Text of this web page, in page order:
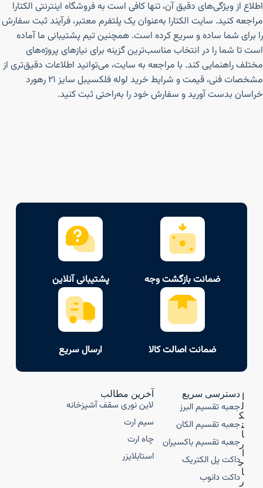
اطلاع از ویژگی‌های دقیق آن، تنها کافی است به فروشگاه اینترنتی الکتارا
مراجعه کنید. سایت الکتارا به‌عنوان یک پلتفرم معتبر، فرآیند ثبت سفارش
را برای شما ساده و سریع کرده است. همچنین تیم پشتیبانی ما آماده
است تا شما را در انتخاب مناسب‌ترین گزینه برای نیازهای پروژه‌های
مختلف راهنمایی کند. با مراجعه به سایت، می‌توانید اطلاعات دقیق‌تری از
مشخصات فنی، قیمت و شرایط خرید لوله فلکسیبل سایز ۲۱ رهورد
خراسان بدست آورید و سفارش خود را به‌راحتی ثبت کنید.
ضمانت بازگشت وجه پشتیبانی آنلاین
ضمانت اصالت کالا ارسال سریع
ل
ک
ت
ا
ر
ج
ا
ر
دسترسی سریع
جعبه تقسیم البرز
جعبه تقسیم الکان
جعبه تقسیم باکسیران
داکت پل الکتریک
داکت دانوب
آخرین مطالب
لاین نوری سقف آشپزخانه
سیم ارت
چاه ارت
استابلایزر